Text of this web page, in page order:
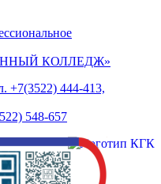
КОЛЛЕДЖ»
+7(3522) 444-413,
548-657